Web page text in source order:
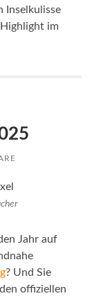
Inselkulisse
im
Jahr auf
? Und Sie
offiziellen